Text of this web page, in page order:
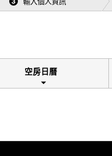
空房日曆